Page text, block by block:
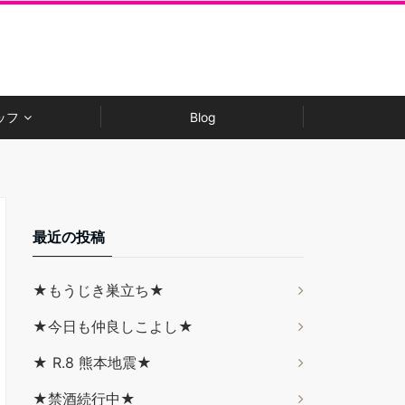
フ Blog
最近の投稿
★もうじき巣立ち★
★今日も仲良しこよし★
★ R.8 熊本地震★
★禁酒続行中★